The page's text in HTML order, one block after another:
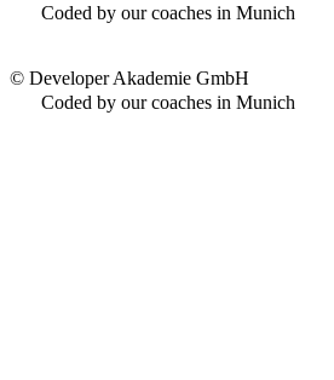
Coded by our coaches in Munich
© Developer Akademie GmbH
Coded by our coaches in Munich